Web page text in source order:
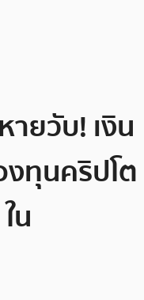
ยวับ! เงิน
ทุนคริปโต
น